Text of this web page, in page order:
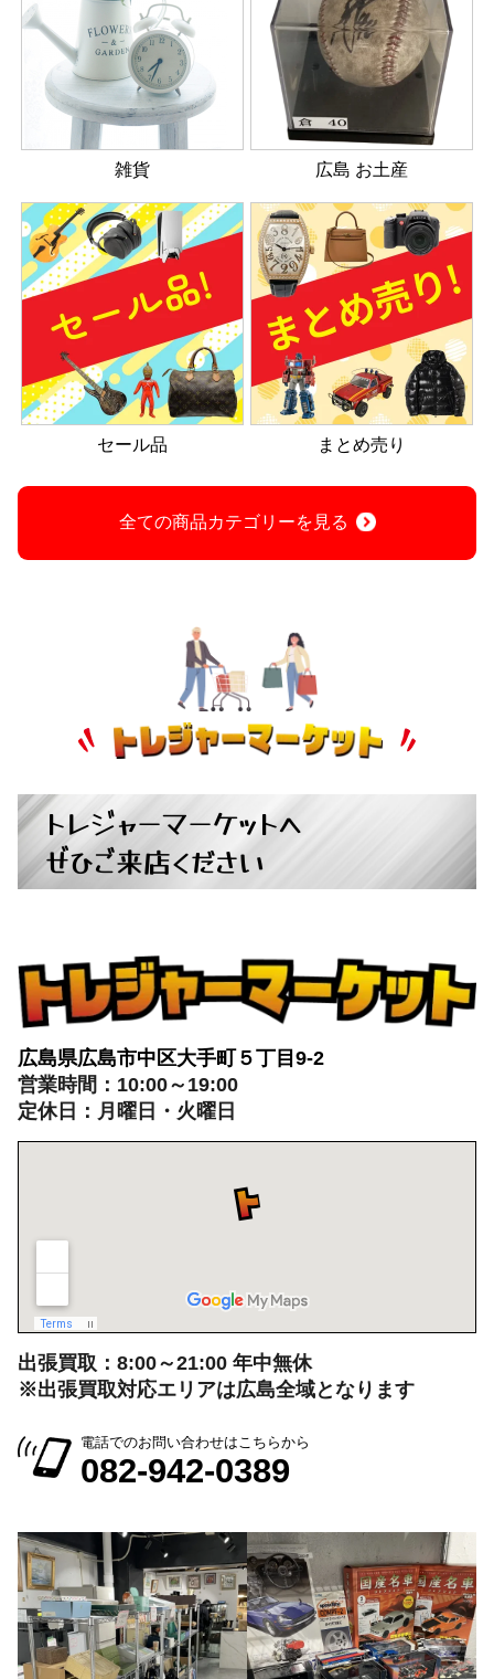
雑貨 広島 お土産
セール品 まとめ売り
全ての商品カテゴリーを見る
トレジャーマーケットへ
ぜひご来店ください
広島県広島市中区大手町５丁目9-2
営業時間：10:00～19:00
定休日：月曜日・火曜日
出張買取：8:00～21:00 年中無休
※出張買取対応エリアは広島全域となります
電話でのお問い合わせはこちらから
082-942-0389